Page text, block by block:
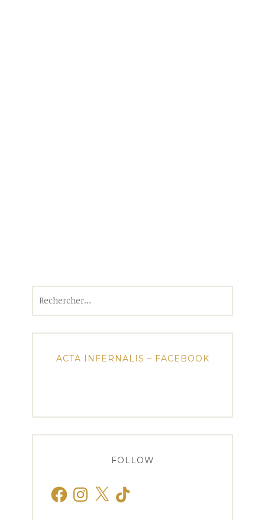
ACTA INFERNALIS – FACEBOOK
FOLLOW
FacebookInstagram
X TikTok